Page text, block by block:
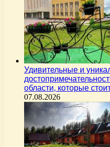
Удивительные и
области, которые
07.08.2026